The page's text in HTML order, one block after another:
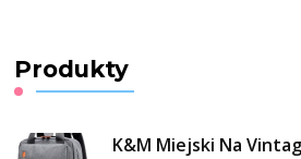
Produkty
K&M Miejski Na